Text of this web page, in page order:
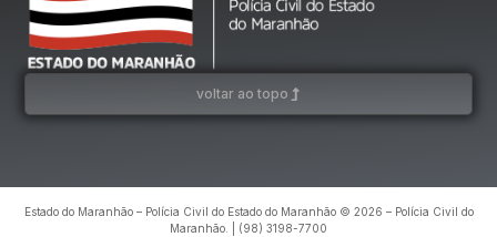
voltar ao topo
Estado do Maranhão – Polícia Civil do Estado do Maranhão © 2026 – Polícia Civil do
Maranhão. | (98) 3198-7700